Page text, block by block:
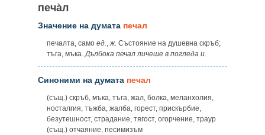
печа̀л
Значение на думата печал
печалта, само ед.,ж. Състояние на душевна скръб;
тъга, мъка.Дълбока печал личеше в погледа и.
Синоними на думата печал
(същ.) скръб, мъка, тъга, жал, болка, меланхолия,
носталгия, тъжба, жалба, горест, прискърбие,
безутешност, страдание, тягост, огорчение, траур
(същ.) отчаяние, песимизъм